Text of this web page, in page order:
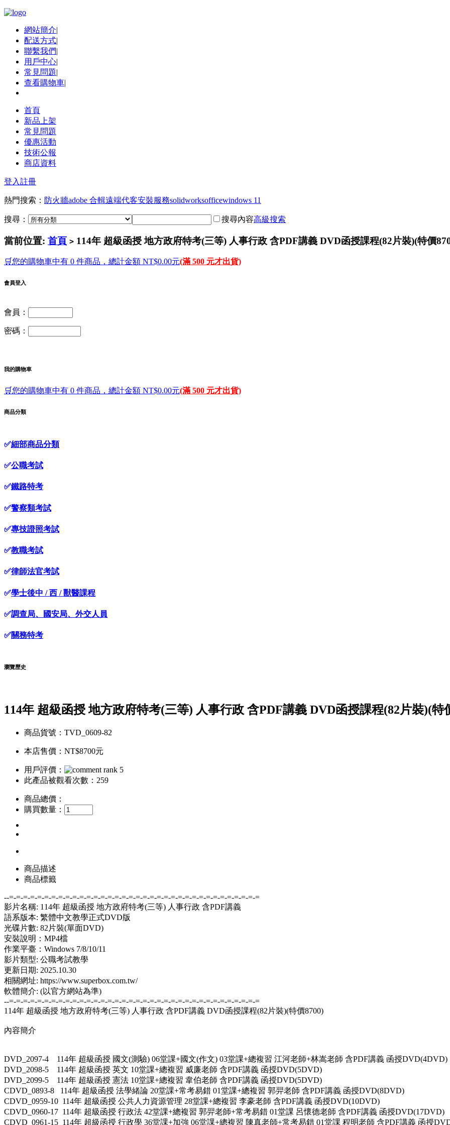
網站簡介|
配送方式|
聯繫我們|
用戶中心|
常見問題|
查看購物車|
首頁
新品上架
常見問題
優惠活動
技術公報
商店資料
登入註冊
熱門搜索： 防火牆adobe 合輯遠端代客安裝服務solidworksofficewindows 11
搜尋： 搜尋內容高級搜索
當前位置: 首頁 > 114年 超級函授 地方政府特考(三等) 人事行政 含PDF講義 DVD函授課程(82片裝)(特價
🛒您的購物車中有 0 件商品，總計金額 NT$0.00元(滿 500 元才出貨)
會員登入
會員：
密碼：
我的購物車
🛒您的購物車中有 0 件商品，總計金額 NT$0.00元(滿 500 元才出貨)
商品分類
✅細部商品分類
✅公職考試
✅鐵路特考
✅警察類考試
✅專技證照考試
✅教職考試
✅律師法官考試
✅學士後中 / 西 / 獸醫課程
✅調查局、國安局、外交人員
✅關務特考
瀏覽歷史
114年 超級函授 地方政府特考(三等) 人事行政 含PDF講義 DVD函授課程(82片裝)(特
商品貨號：TVD_0609-82
本店售價： NT$8700元
用戶評價：
此產品被觀看次數：259
商品總價：
購買數量：
商品描述
商品標籤
--=-=-=-=-=-=-=-=-=-=-=-=-=-=-=-=-=-=-=-=-=-=-=-=-=-=-=-=-=-=-=-=-=-=-=-=
影片名稱: 114年 超級函授 地方政府特考(三等) 人事行政 含PDF講義
語系版本: 繁體中文教學正式DVD版
光碟片數: 82片裝(單面DVD)
安裝說明：MP4檔
作業平臺：Windows 7/8/10/11
影片類型: 公職考試教學
更新日期: 2025.10.30
相關網址: https://www.superbox.com.tw/
軟體簡介: (以官方網站為準)
--=-=-=-=-=-=-=-=-=-=-=-=-=-=-=-=-=-=-=-=-=-=-=-=-=-=-=-=-=-=-=-=-=-=-=-=
114年 超級函授 地方政府特考(三等) 人事行政 含PDF講義 DVD函授課程(82片裝)(特價8700)
內容簡介
DVD_2097-4 114年 超級函授 國文(測驗) 06堂課+國文(作文) 03堂課+總複習 江河老師+林嵩老師 含PDF講義 函授DVD(4DVD)
DVD_2098-5 114年 超級函授 英文 10堂課+總複習 威廉老師 含PDF講義 函授DVD(5DVD)
DVD_2099-5 114年 超級函授 憲法 10堂課+總複習 韋伯老師 含PDF講義 函授DVD(5DVD)
CDVD_0893-8 114年 超級函授 法學緒論 20堂課+常考易錯 01堂課+總複習 郭羿老師 含PDF講義 函授DVD(8DVD)
CDVD_0959-10 114年 超級函授 公共人力資源管理 28堂課+總複習 李豪老師 含PDF講義 函授DVD(10DVD)
CDVD_0960-17 114年 超級函授 行政法 42堂課+總複習 郭羿老師+常考易錯 01堂課 呂懷德老師 含PDF講義 函授DVD(17DVD)
CDVD_0961-15 114年 超級函授 行政學 36堂課+加強 06堂課+總複習 陳真老師+常考易錯 01堂課 程明老師 含PDF講義 函授